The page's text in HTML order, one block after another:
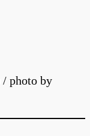
/ photo by